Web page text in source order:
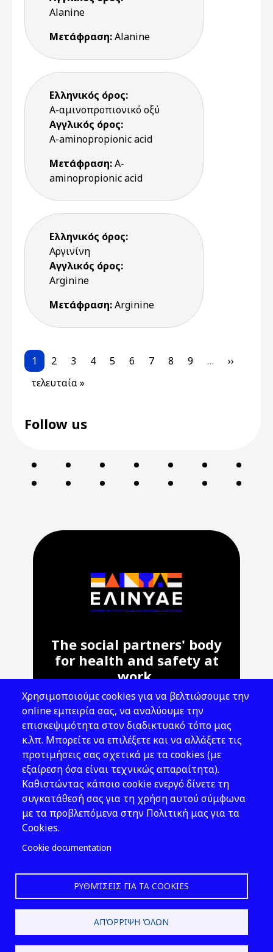
Alanine
Μετάφραση:Alanine
Ελληνικός όρος:
Α-αμινοπροπιονικό οξύ
Αγγλικός όρος:
A-aminopropionic acid
Μετάφραση:A-
aminopropionic acid
Ελληνικός όρος:
Αργινίνη
Αγγλικός όρος:
Arginine
Μετάφραση:Arginine
Pagination
Current page
1 Page
2 Page
3 Page
4 Page
5 Page
6 Page
7 Page
8 Page
9 … Next
››
Last page
τελευταία »
Follow us
The social partners' body
for health and safety at
work.
Address: 143 Liosion & 6 Thirsiou, 104
45, Athens
T: 210 82 00 100
e: info@elinyae.gr
Follow Us
Χρησιμοποιούμε cookies για να βελτιώσουμε την
online εμπειρία σας, να αναλύουμε την
επισκεψιμότητα στον διαδικτυακό τόπο μας
κ.λπ. Μπορείτε να επιλέξετε και να αλλάξετε τις
προτιμήσεις σας σχετικά με τα cookies (με
εξαίρεση όσα είναι τεχνικώς απαραίτητα).
Καθιστώντας κάποιο cookie ενεργό δίνετε τη
συγκατάθεσή σας για τη χρήση αυτού σύμφωνα
με τα προβλεπόμενα στην Πολιτική μας για τα
Cookies.
Cookie documentation
ΡΥΘΜΊΣΕΙΣ ΓΙΑ ΤΑ COOKIES
ΑΠΌΡΡΙΨΗ ΌΛΩΝ
2026 © EL.IN.Y.A.E.
Design & Development by